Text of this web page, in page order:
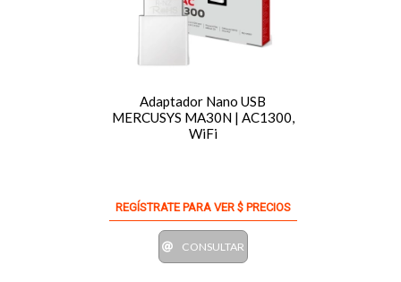
Adaptador Nano USB
MERCUSYS MA30N | AC1300,
WiFi
REGÍSTRATE PARA VER $ PRECIOS
CONSULTAR